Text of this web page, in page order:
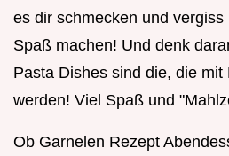
es dir schmecken und vergiss
Spaß machen! Und denk
Pasta Dishes sind die, die mit
werden! Viel Spaß und
Ob Garnelen Rezept